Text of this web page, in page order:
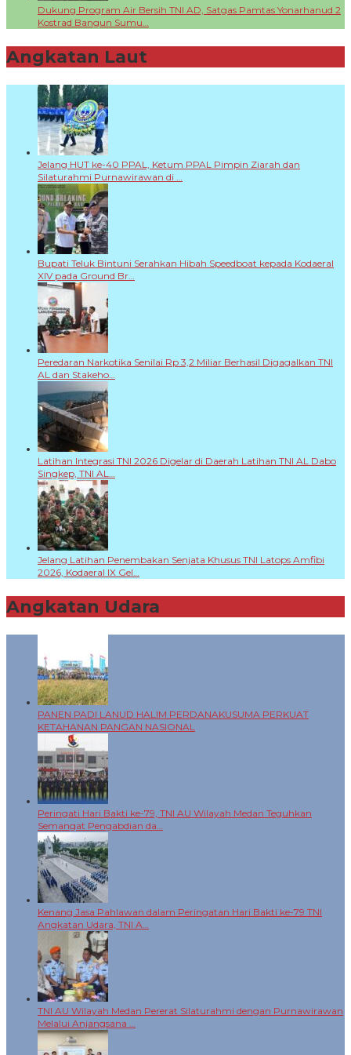
Dukung Program Air Bersih TNI AD, Satgas Pamtas Yonarhanud 2
Kostrad Bangun Sumu…
Angkatan Laut
Jelang HUT ke-40 PPAL, Ketum PPAL Pimpin Ziarah dan
Silaturahmi Purnawirawan di …
Bupati Teluk Bintuni Serahkan Hibah Speedboat kepada Kodaeral
XIV pada Ground Br…
Peredaran Narkotika Senilai Rp 3,2 Miliar Berhasil Digagalkan TNI
AL dan Stakeho…
Latihan Integrasi TNI 2026 Digelar di Daerah Latihan TNI AL Dabo
Singkep, TNI AL…
Jelang Latihan Penembakan Senjata Khusus TNI Latops Amfibi
2026, Kodaeral IX Gel…
Angkatan Udara
PANEN PADI LANUD HALIM PERDANAKUSUMA PERKUAT
KETAHANAN PANGAN NASIONAL
Peringati Hari Bakti ke-79, TNI AU Wilayah Medan Teguhkan
Semangat Pengabdian da…
Kenang Jasa Pahlawan dalam Peringatan Hari Bakti ke-79 TNI
Angkatan Udara, TNI A…
TNI AU Wilayah Medan Pererat Silaturahmi dengan Purnawirawan
Melalui Anjangsana …